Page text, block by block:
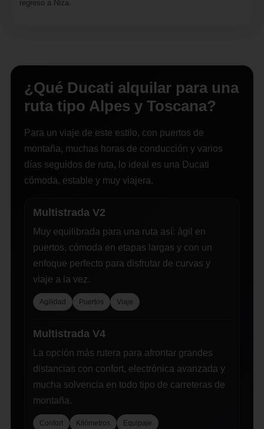
regreso a Niza.
¿Qué Ducati alquilar para una
ruta tipo Alpes y Toscana?
Para un viaje de este estilo, con puertos de
montaña, muchas horas de conducción y varios
días seguidos de ruta, lo ideal es una Ducati
cómoda, estable y muy viajera.
Multistrada V2
Muy equilibrada para una ruta así: ágil en
puertos, cómoda en etapas largas y con un
enfoque perfecto para disfrutar de curvas y
viaje a la vez.
Agilidad Puertos Viaje
Multistrada V4
La opción más rutera para afrontar grandes
distancias con confort, electrónica avanzada y
mucha solvencia en todo tipo de carreteras de
montaña.
Confort Kilómetros Equipaje